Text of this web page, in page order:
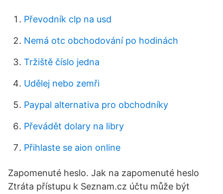
Převodník clp na usd
Nemá otc obchodování po hodinách
Tržiště číslo jedna
Udělej nebo zemři
Paypal alternativa pro obchodníky
Převádět dolary na libry
Přihlaste se aion online
Zapomenuté heslo. Jak na zapomenuté heslo
Ztráta přístupu k Seznam.cz účtu může být